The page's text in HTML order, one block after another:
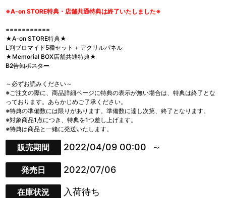
※A-on STORE特典・店舗共通特典は終了いたしました※
===========
★A-on STORE特典★
L判ブロマイド5種セット + アクリルパネル
★Memorial BOX店舗共通特典★
B2告知ポスター
～必ずお読みください～
※ご注文の際に、商品詳細ページに特典の表示が無い場合は、特典は終了とな
っております。あらかじめご了承ください。
※特典の準備数には限りがあります。準備数に達し次第、終了となります。
※対象商品1点につき、特典を1つ差し上げます。
※特典は商品と一緒に発送いたします。
販売期間 2022/04/09 00:00
発売日 2022/07/06
在庫状況 入荷待ち